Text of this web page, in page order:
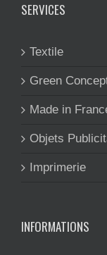
SERVICES
Textile
Green
Made in
Objets
Imprimerie
INFORMATIONS